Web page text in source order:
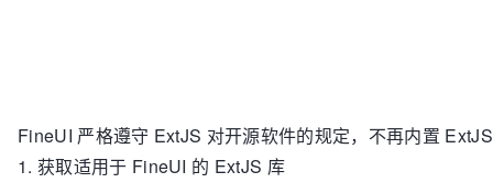
FineUI 严格遵守 ExtJS 对开源软件的规定，不再内置
1. 获取适用于 FineUI 的 ExtJS 库